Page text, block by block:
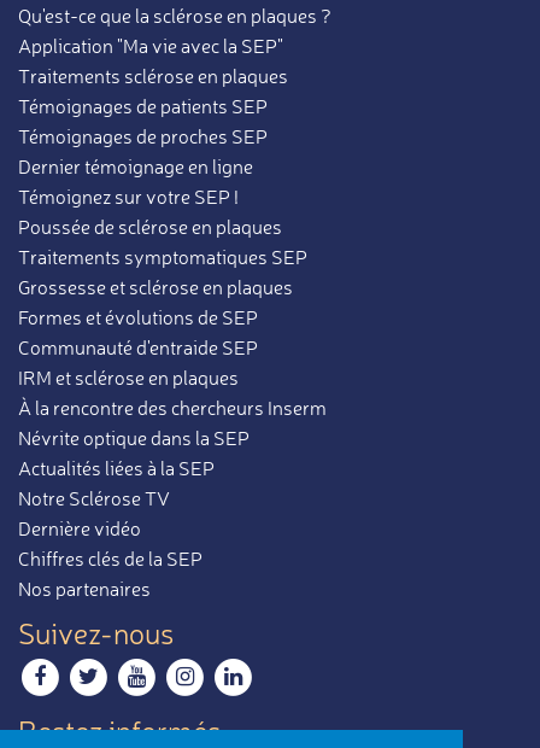
Qu'est-ce que la sclérose en plaques ?
Application "Ma vie avec la SEP"
Traitements sclérose en plaques
Témoignages de patients SEP
Témoignages de proches SEP
Dernier témoignage en ligne
Témoignez sur votre SEP !
Poussée de sclérose en plaques
Traitements symptomatiques SEP
Grossesse et sclérose en plaques
Formes et évolutions de SEP
Communauté d'entraide SEP
IRM et sclérose en plaques
À la rencontre des chercheurs Inserm
Névrite optique dans la SEP
Actualités liées à la SEP
Notre Sclérose TV
Dernière vidéo
Chiffres clés de la SEP
Nos partenaires
Suivez-nous
Restez informés